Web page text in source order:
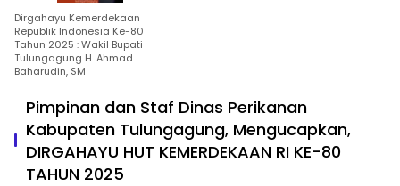
Dirgahayu Kemerdekaan
Republik Indonesia Ke-80
Tahun 2025 : Wakil Bupati
Tulungagung H. Ahmad
Baharudin, SM
Pimpinan dan Staf Dinas Perikanan
Kabupaten Tulungagung, Mengucapkan,
DIRGAHAYU HUT KEMERDEKAAN RI KE-80
TAHUN 2025